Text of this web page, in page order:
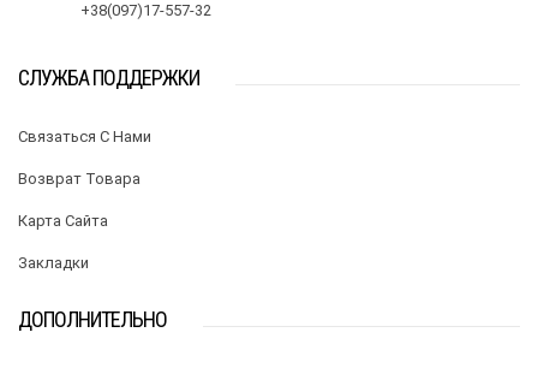
+38(097)17-557-32
СЛУЖБА ПОДДЕРЖКИ
Связаться С Нами
Возврат Товара
Карта Сайта
Закладки
ДОПОЛНИТЕЛЬНО